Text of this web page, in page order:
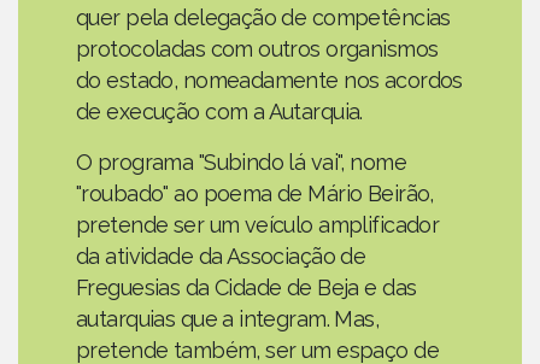
quer pela delegação de competências
protocoladas com outros organismos
do estado, nomeadamente nos acordos
de execução com a Autarquia.
O programa "Subindo lá vai", nome
"roubado" ao poema de Mário Beirão,
pretende ser um veículo amplificador
da atividade da Associação de
Freguesias da Cidade de Beja e das
autarquias que a integram. Mas,
pretende também, ser um espaço de